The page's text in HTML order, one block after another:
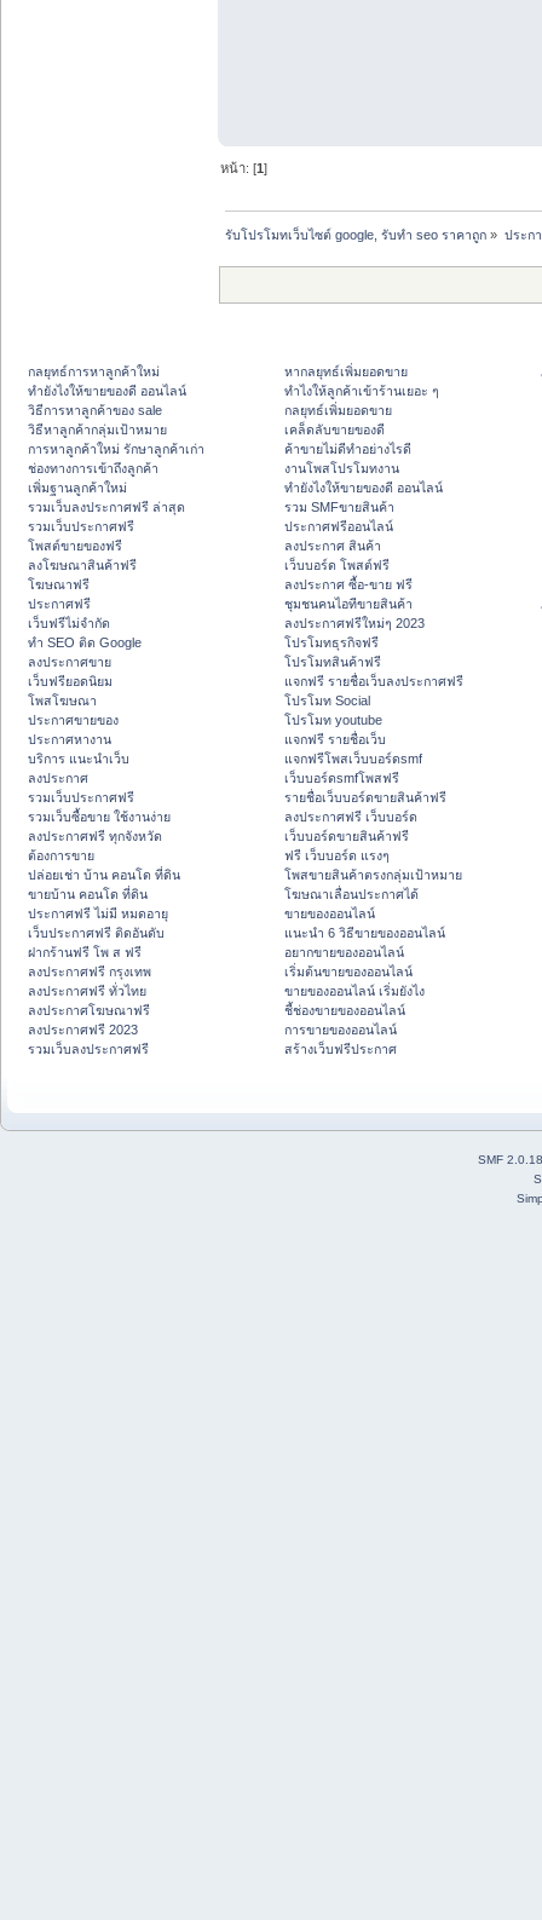
หน้า: [1]
รับโปรโมทเว็บไซต์ google, รับทำ seo ราคาถูก » ประก
กลยุทธ์การหาลูกค้าใหม่
ทํายังไงให้ขายของดี ออนไลน์
วิธีการหาลูกค้าของ sale
วิธีหาลูกค้ากลุ่มเป้าหมาย
การหาลูกค้าใหม่ รักษาลูกค้าเก่า
ช่องทางการเข้าถึงลูกค้า
เพิ่มฐานลูกค้าใหม่
รวมเว็บลงประกาศฟรี ล่าสุด
รวมเว็บประกาศฟรี
โพสต์ขายของฟรี
ลงโฆษณาสินค้าฟรี
โฆษณาฟรี
ประกาศฟรี
เว็บฟรีไม่จำกัด
ทำ SEO ติด Google
ลงประกาศขาย
เว็บฟรียอดนิยม
โพสโฆษณา
ประกาศขายของ
ประกาศหางาน
บริการ แนะนำเว็บ
ลงประกาศ
รวมเว็บประกาศฟรี
รวมเว็บซื้อขาย ใช้งานง่าย
ลงประกาศฟรี ทุกจังหวัด
ต้องการขาย
ปล่อยเช่า บ้าน คอนโด ที่ดิน
ขายบ้าน คอนโด ที่ดิน
ประกาศฟรี ไม่มี หมดอายุ
เว็บประกาศฟรี ติดอันดับ
ฝากร้านฟรี โพ ส ฟรี
ลงประกาศฟรี กรุงเทพ
ลงประกาศฟรี ทั่วไทย
ลงประกาศโฆษณาฟรี
ลงประกาศฟรี 2023
รวมเว็บลงประกาศฟรี
หากลยุทธ์เพิ่มยอดขาย
ทําไงให้ลูกค้าเข้าร้านเยอะ ๆ
กลยุทธ์เพิ่มยอดขาย
เคล็ดลับขายของดี
ค้าขายไม่ดีทำอย่างไรดี
งานโพสโปรโมทงาน
ทํายังไงให้ขายของดี ออนไลน์
รวม SMFขายสินค้า
ประกาศฟรีออนไลน์
ลงประกาศ สินค้า
เว็บบอร์ด โพสต์ฟรี
ลงประกาศ ซื้อ-ขาย ฟรี
ชุมชนคนไอทีขายสินค้า
ลงประกาศฟรีใหม่ๆ 2023
โปรโมทธุรกิจฟรี
โปรโมทสินค้าฟรี
แจกฟรี รายชื่อเว็บลงประกาศฟรี
โปรโมท Social
โปรโมท youtube
แจกฟรี รายชื่อเว็บ
แจกฟรีโพสเว็บบอร์ดsmf
เว็บบอร์ดsmfโพสฟรี
รายชื่อเว็บบอร์ดขายสินค้าฟรี
ลงประกาศฟรี เว็บบอร์ด
เว็บบอร์ดขายสินค้าฟรี
ฟรี เว็บบอร์ด แรงๆ
โพสขายสินค้าตรงกลุ่มเป้าหมาย
โฆษณาเลื่อนประกาศได้
ขายของออนไลน์
แนะนำ 6 วิธีขายของออนไลน์
อยากขายของออนไลน์
เริ่มต้นขายของออนไลน์
ขายของออนไลน์ เริ่มยังไง
ชี้ช่องขายของออนไลน์
การขายของออนไลน์
สร้างเว็บฟรีประกาศ
SMF 2.0.18